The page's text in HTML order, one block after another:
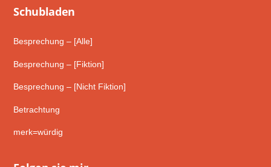
Schub­laden
Besprechung – [Alle]
Besprechung – [Fiktion]
Besprechung – [Nicht Fiktion]
Betrachtung
merk=würdig